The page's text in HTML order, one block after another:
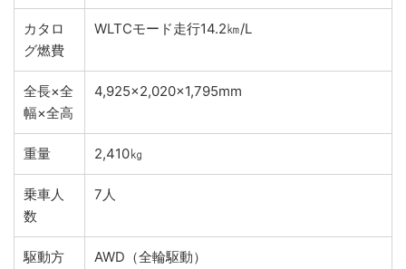
カタロ
グ燃費
WLTCモード走行14.2㎞/L
全長×全
幅×全高
4,925×2,020×1,795mm
重量 2,410㎏
乗車人
数
7人
駆動方
AWD（全輪駆動）